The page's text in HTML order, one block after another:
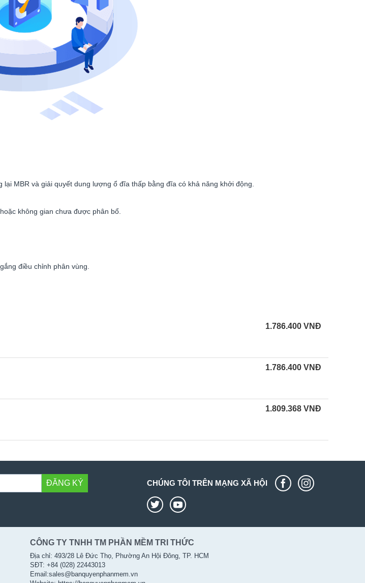
MBR và giải quyết dung lượng ổ đĩa thấp bằng đĩa có khả năng khởi động.
không gian chưa được phân bổ.
điều chỉnh phân vùng.
1.786.400 VNĐ
1.786.400 VNĐ
1.809.368 VNĐ
ĐĂNG KÝ CHÚNG TÔI TRÊN MẠNG XÃ HỘI
CÔNG TY TNHH TM PHẦN MỀM TRI THỨC
Địa chỉ: 493/28 Lê Đức Thọ, Phường An Hội Đông, TP. HCM
SĐT: +84 (028) 22443013
Email:sales@banquyenphanmem.vn